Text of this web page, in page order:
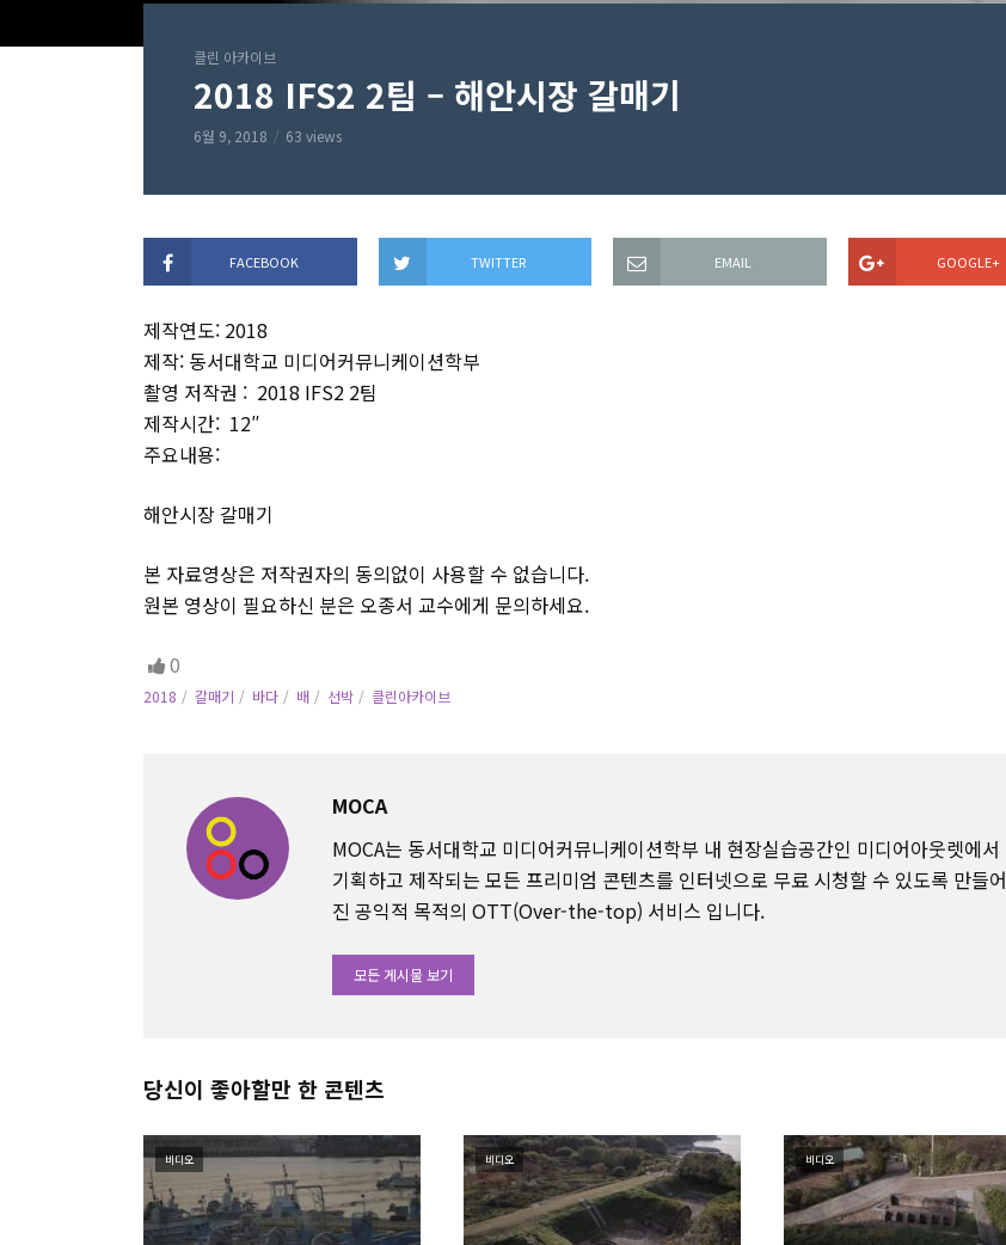
클린 아카이브
2018 IFS2 2팀 – 해안시장 갈매기
6월 9, 2018 63 views
FACEBOOK TWITTER EMAIL GOOGLE+
제작연도: 2018
제작: 동서대학교 미디어커뮤니케이션학부
촬영 저작권 : 2018 IFS2 2팀
제작시간: 12″
주요내용:
해안시장 갈매기
본 자료영상은 저작권자의 동의없이 사용할 수 없습니다.
원본 영상이 필요하신 분은 오종서 교수에게 문의하세요.
0
2018 갈매기 바다 배 선박 클린아카이브
MOCA
MOCA는 동서대학교 미디어커뮤니케이션학부 내 현장실습공간인 미디어아웃렛에서
기획하고 제작되는 모든 프리미엄 콘텐츠를 인터넷으로 무료 시청할 수 있도록 만들어
진 공익적 목적의 OTT(Over-the-top) 서비스 입니다.
모든 게시물 보기
당신이 좋아할만 한 콘텐츠
비디오 비디오 비디오